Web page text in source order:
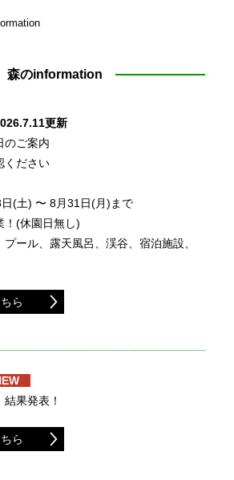
森のinformation
更新
のご案内
ください
(土) 〜 8月31日(月)まで
(休園日無し)
ール、露天風呂、渓谷、宿泊施設、
ら
果発表！
ら